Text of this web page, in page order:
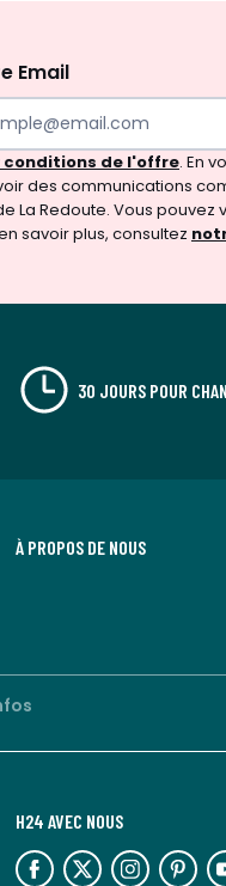
Email
conditions de l'offre. En
des communications
La Redoute. Vous pouvez
savoir plus, consultez
30 JOURS POUR
À PROPOS DE NOUS
H24 AVEC NOUS
lien
lien
lien
lien